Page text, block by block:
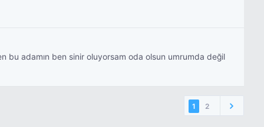
bu adamın ben sinir oluyorsam oda olsun umrumda değil
1 2